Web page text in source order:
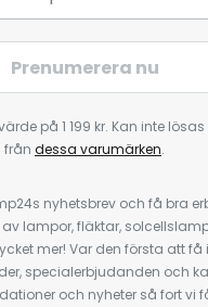
Prenumerera nu
på 1 199 kr. Kan inte
från dessa varumärken.
nyhetsbrev och få bra
lampor, fläktar,
mer! Var den första att
specialerbjudanden och
och nyheter så fort vi